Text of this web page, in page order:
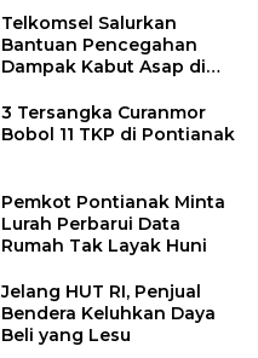
Telkomsel Salurkan
Bantuan Pencegahan
Dampak Kabut Asap di
3 Tersangka Curanmor
Bobol 11 TKP di Pontianak
Pemkot Pontianak Minta
Lurah Perbarui Data
Rumah Tak Layak Huni
Jelang HUT RI, Penjual
Bendera Keluhkan Daya
Beli yang Lesu